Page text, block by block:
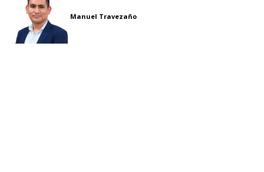
Manuel Travezaño